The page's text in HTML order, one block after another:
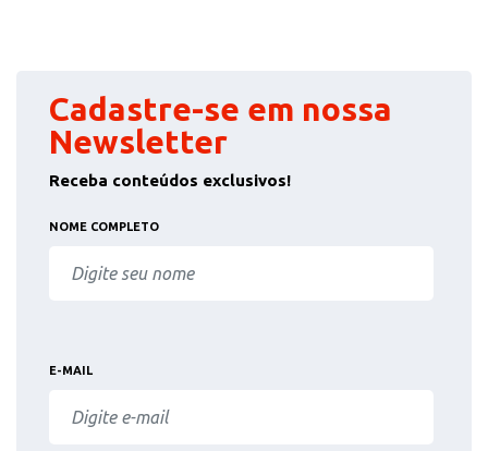
Cadastre-se em nossa
Newsletter
Receba conteúdos exclusivos!
NOME COMPLETO
E-MAIL